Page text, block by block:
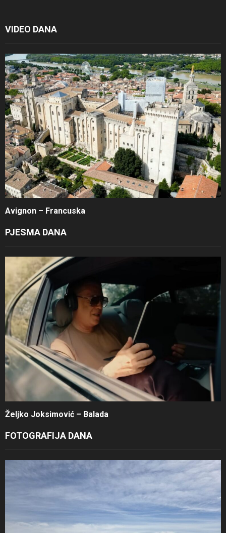
VIDEO DANA
Avignon – Francuska
PJESMA DANA
Željko Joksimović – Balada
FOTOGRAFIJA DANA